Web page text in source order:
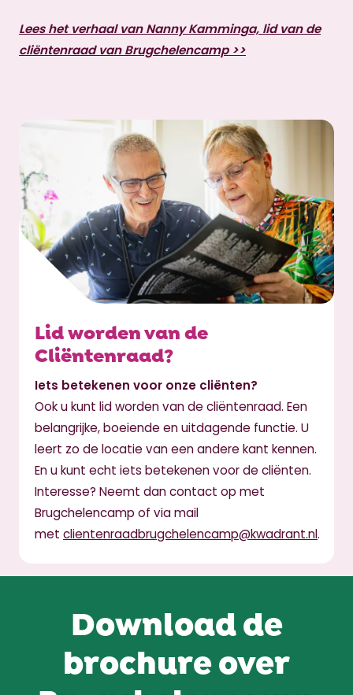
Lees het verhaal van Nanny Kamminga, lid van de
cliëntenraad van Brugchelencamp >>
Lid worden van de
Cliëntenraad?
Iets betekenen voor onze cliënten?
Ook u kunt lid worden van de cliëntenraad. Een
belangrijke, boeiende en uitdagende functie. U
leert zo de locatie van een andere kant kennen.
En u kunt echt iets betekenen voor de cliënten.
Interesse? Neemt dan contact op met
Brugchelencamp of via mail
met clientenraadbrugchelencamp@kwadrant.nl.
Download de
brochure over